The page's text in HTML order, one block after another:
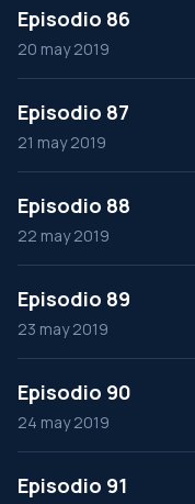
Episodio 86
20 may 2019
Episodio 87
21 may 2019
Episodio 88
22 may 2019
Episodio 89
23 may 2019
Episodio 90
24 may 2019
Episodio 91